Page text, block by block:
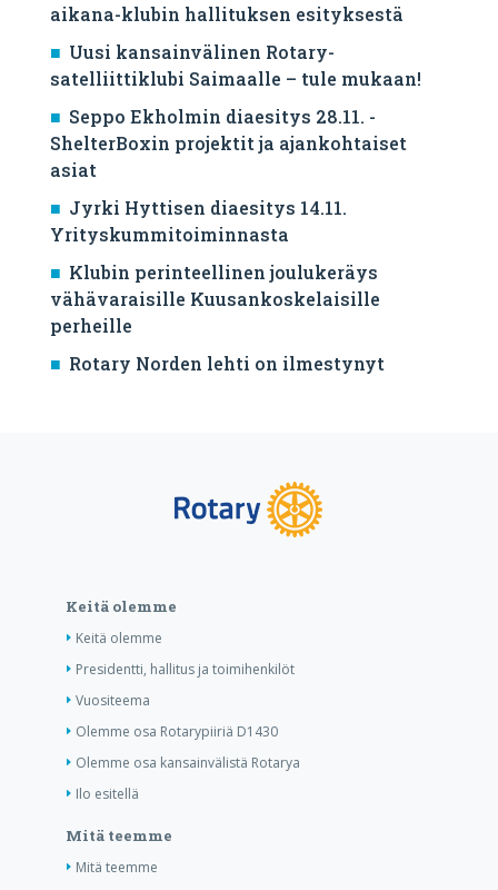
aikana-klubin hallituksen esityksestä
Uusi kansainvälinen Rotary-
satelliittiklubi Saimaalle – tule mukaan!
Seppo Ekholmin diaesitys 28.11. -
ShelterBoxin projektit ja ajankohtaiset
asiat
Jyrki Hyttisen diaesitys 14.11.
Yrityskummitoiminnasta
Klubin perinteellinen joulukeräys
vähävaraisille Kuusankoskelaisille
perheille
Rotary Norden lehti on ilmestynyt
Keitä olemme
Keitä olemme
Presidentti, hallitus ja toimihenkilöt
Vuositeema
Olemme osa Rotarypiiriä D1430
Olemme osa kansainvälistä Rotarya
Ilo esitellä
Mitä teemme
Mitä teemme